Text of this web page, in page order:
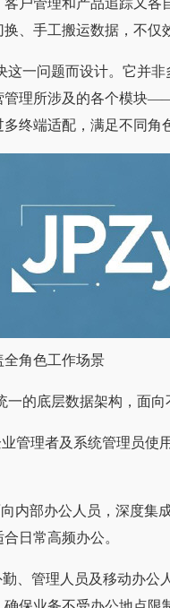
户管理和产品追踪又
、手工搬运数据，不仅
这一问题而设计。它并
管理所涉及的各个模块
终端适配，满足不同角
角色工作场景
统一的底层数据架构，面
管理者及系统管理员使
内部办公人员，深度
日常高频办公。
、管理人员及移动办